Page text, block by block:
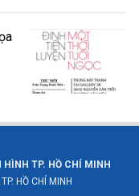
HÌNH TP. HỒ CHÍ MINH
HỒ CHÍ MINH